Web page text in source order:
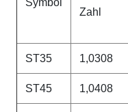
Symbol
Zahl
ST35 1,0308
ST45 1,0408